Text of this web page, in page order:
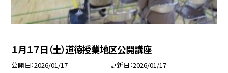
１月１７日（土）道徳授業地区公開講座
公開日 2026/01/17 更新日 2026/01/17